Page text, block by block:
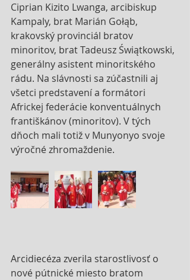
Ciprian Kizito Lwanga, arcibiskup
Kampaly, brat Marián Gołąb,
krakovský provinciál bratov
minoritov, brat Tadeusz Świątkowski,
generálny asistent minoritského
rádu. Na slávnosti sa zúčastnili aj
všetci predstavení a formátori
Africkej federácie konventuálnych
františkánov (minoritov). V tých
dňoch mali totiž v Munyonyo svoje
výročné zhromaždenie.
Arcidiecéza zverila starostlivosť o
nové pútnické miesto bratom